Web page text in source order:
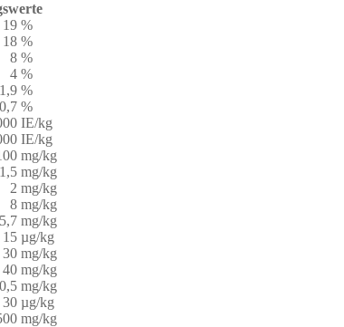
19 %
18 %
8 %
4 %
1,9 %
0,7 %
IE/kg
IE/kg
mg/kg
1,5 mg/kg
2 mg/kg
8 mg/kg
mg/kg
15 µg/kg
30 mg/kg
40 mg/kg
0,5 mg/kg
30 µg/kg
mg/kg